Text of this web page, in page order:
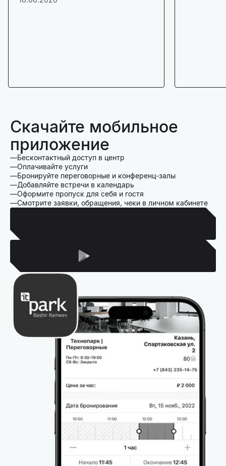
Скачайте мобильное
приложение
Бесконтактный доступ в центр
Оплачивайте услуги
Бронируйте переговорные и конференц-залы
Добавляйте встречи в календарь
Оформите пропуск для себя и гостя
Смотрите заявки, обращения, чеки в личном кабинете